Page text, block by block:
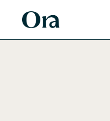
content